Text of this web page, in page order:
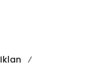
Iklan